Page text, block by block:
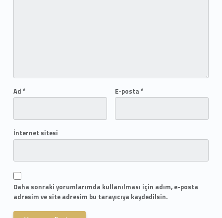
Ad * E-posta*
İnternet sitesi
Daha sonraki yorumlarımda kullanılması için adım, e-posta
adresim ve site adresim bu tarayıcıya kaydedilsin.